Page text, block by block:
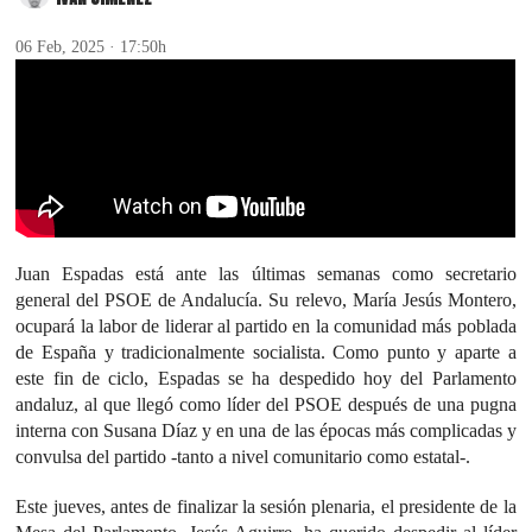
06 Feb, 2025 · 17:50h
Juan Espadas está ante las últimas semanas como secretario
general del PSOE de Andalucía. Su relevo, María Jesús Montero,
ocupará la labor de liderar al partido en la comunidad más poblada
de España y tradicionalmente socialista. Como punto y aparte a
este fin de ciclo, Espadas se ha despedido hoy del Parlamento
andaluz, al que llegó como líder del PSOE después de una pugna
interna con Susana Díaz y en una de las épocas más complicadas y
convulsa del partido -tanto a nivel comunitario como estatal-.
Este jueves, antes de finalizar la sesión plenaria, el presidente de la